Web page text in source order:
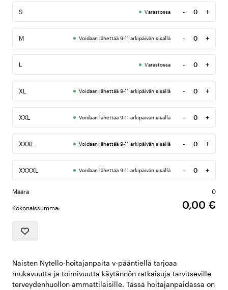
S Varastossa -
Määrä
+
M Voidaan lähettää 9-11 arkipäivän sisällä -
Määrä
+
L Varastossa -
Määrä
+
XL Voidaan lähettää 9-11 arkipäivän sisällä -
Määrä
+
XXL Voidaan lähettää 9-11 arkipäivän sisällä -
Määrä
+
XXXL Voidaan lähettää 9-11 arkipäivän sisällä -
Määrä
+
XXXXL Voidaan lähettää 9-11 arkipäivän sisällä -
Määrä
+
Määrä 0
Kokonaissumma: 0,00 €
Naisten Nytello-hoitajanpaita v-pääntiellä tarjoaa
mukavuutta ja toimivuutta käytännön ratkaisuja tarvitseville
terveydenhuollon ammattilaisille. Tässä hoitajanpaidassa on